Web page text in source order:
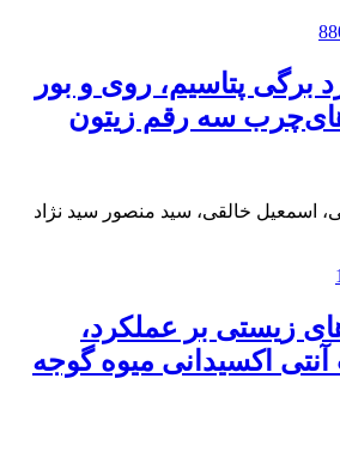
برگی پتاسیم، روی و بور
سه رقم زیتون
اسمعیل خالقی، سید منصور سید نژاد
زیستی بر عملکرد،
اکسیدانی میوه گوجه